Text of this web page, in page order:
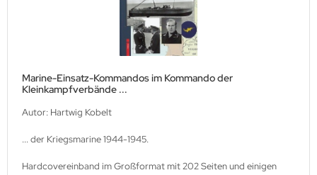
Marine-Einsatz-Kommandos im Kommando der
Kleinkampfverbände ...
Autor: Hartwig Kobelt
... der Kriegsmarine 1944-1945.
Hardcovereinband im Großformat mit 202 Seiten und einigen